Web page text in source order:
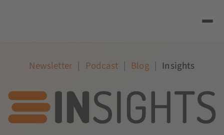
Newsletter | Podcast | Blog | Insights